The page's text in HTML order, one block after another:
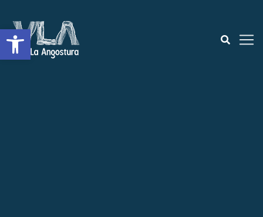
Open toolbar